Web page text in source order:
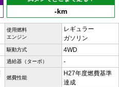
-km
使用燃料
エンジン
レギュラー
ガソリン
駆動方式 4WD
過給器（ターボ） -
燃費性能
H27年度燃費基準
達成